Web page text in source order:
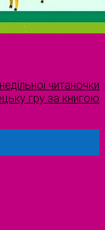
читаночки
гру за книгою